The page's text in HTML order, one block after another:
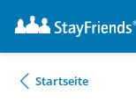
Startseite